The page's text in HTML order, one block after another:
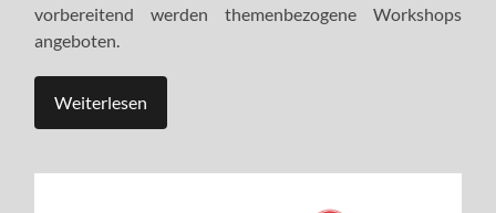
vorbereitend werden themenbezogene Workshops
angeboten.
Weiterlesen